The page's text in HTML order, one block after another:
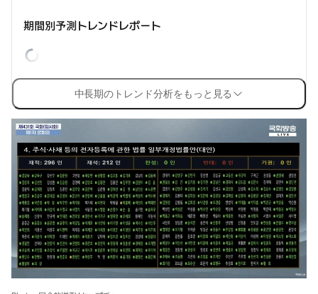
期間別予測トレンドレポート
中長期のトレンド分析をもっと見る